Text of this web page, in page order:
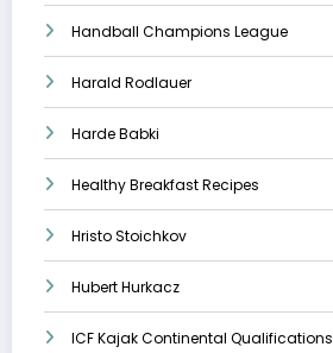
Handball Champions League
Harald Rodlauer
Harde Babki
Healthy Breakfast Recipes
Hristo Stoichkov
Hubert Hurkacz
ICF Kajak Continental Qualifications